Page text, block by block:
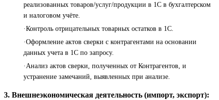
реализованных товаров/услуг/продукции в 1С в бухгалтерском
и налоговом учёте.
·Контроль отрицательных товарных остатков в 1С.
·Оформление актов сверки с контрагентами на основании
данных учета в 1С по запросу.
·Анализ актов сверки, полученных от Контрагентов, и
устранение замечаний, выявленных при анализе.
3. Внешнеэкономическая деятельность (импорт, экспорт):